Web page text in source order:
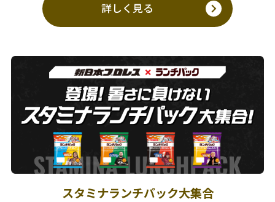
詳しく見る
スタミナランチパック大集合